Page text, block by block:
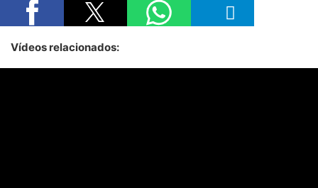
Vídeos relacionados: